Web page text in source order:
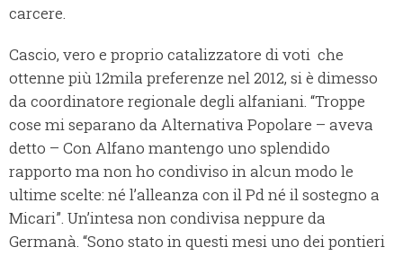
carcere.
Cascio, vero e proprio catalizzatore di voti che
ottenne più 12mila preferenze nel 2012, si è dimesso
da coordinatore regionale degli alfaniani. “Troppe
cose mi separano da Alternativa Popolare – aveva
detto – Con Alfano mantengo uno splendido
rapporto ma non ho condiviso in alcun modo le
ultime scelte: né l’alleanza con il Pd né il sostegno a
Micari”. Un’intesa non condivisa neppure da
Germanà. “Sono stato in questi mesi uno dei pontieri